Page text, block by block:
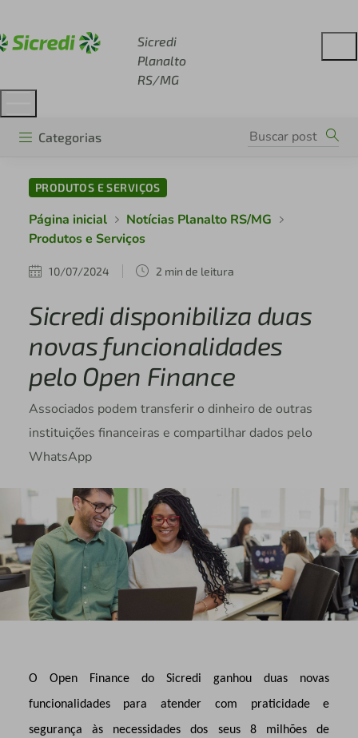
Sicredi
Planalto
RS/MG
Categorias
PRODUTOS E SERVIÇOS
Página inicial
Notícias Planalto RS/MG
Produtos e Serviços
10/07/2024 2 min de leitura
Sicredi disponibiliza duas
novas funcionalidades
pelo Open Finance
Associados podem transferir o dinheiro de outras
instituições financeiras e compartilhar dados pelo
WhatsApp
O Open Finance do Sicredi ganhou duas novas
funcionalidades para atender com praticidade e
segurança às necessidades dos seus 8 milhões de